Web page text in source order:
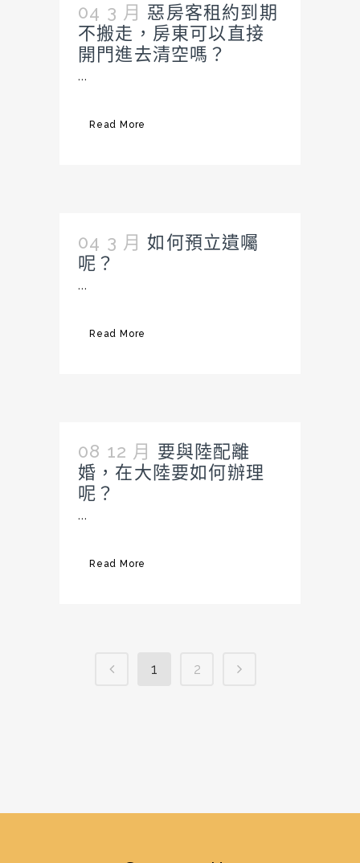
04 3 月 惡房客租約到期
不搬走，房東可以直接
開門進去清空嗎？
...
Read More
04 3 月 如何預立遺囑
呢？
...
Read More
08 12 月 要與陸配離
婚，在大陸要如何辦理
呢？
...
Read More
1 2